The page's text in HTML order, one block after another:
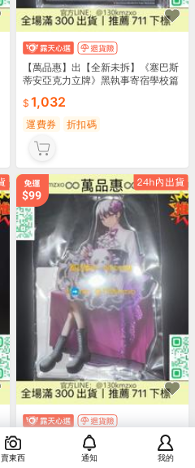
【萬品惠】出【全新未拆】《塞巴斯
蒂安亞克力立牌》黑執事寄宿學校篇
1,032
運費券 折扣碼
【萬品惠】【全新現貨】《椎名立希
立牌》BanG Dream 生日ve
賣東西 通知 我的